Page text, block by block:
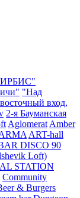
"Над
вход,
2-я Бауманская
Aglomerat Amber
ART-hall
DISCO 90
Loft)
STATION
Community
& Burgers